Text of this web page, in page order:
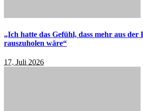
„Ich hatte das Gefühl, dass mehr aus der
rauszuholen wäre“
17. Juli 2026